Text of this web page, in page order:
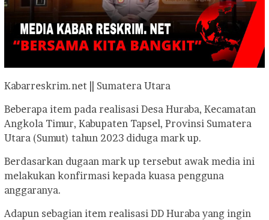
Kabarreskrim.net || Sumatera Utara
Beberapa item pada realisasi Desa Huraba, Kecamatan
Angkola Timur, Kabupaten Tapsel, Provinsi Sumatera
Utara (Sumut) tahun 2023 diduga mark up.
Berdasarkan dugaan mark up tersebut awak media ini
melakukan konfirmasi kepada kuasa pengguna
anggaranya.
Adapun sebagian item realisasi DD Huraba yang ingin